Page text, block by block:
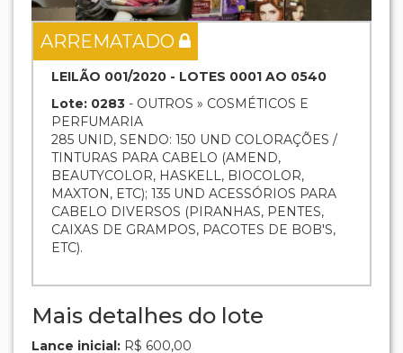
ARREMATADO
LEILÃO 001/2020 - LOTES 0001 AO 0540
Lote: 0283 - OUTROS » COSMÉTICOS E
PERFUMARIA
285 UNID, SENDO: 150 UND COLORAÇÕES /
TINTURAS PARA CABELO (AMEND,
BEAUTYCOLOR, HASKELL, BIOCOLOR,
MAXTON, ETC); 135 UND ACESSÓRIOS PARA
CABELO DIVERSOS (PIRANHAS, PENTES,
CAIXAS DE GRAMPOS, PACOTES DE BOB'S,
ETC).
Mais detalhes do lote
Lance inicial: R$ 600,00